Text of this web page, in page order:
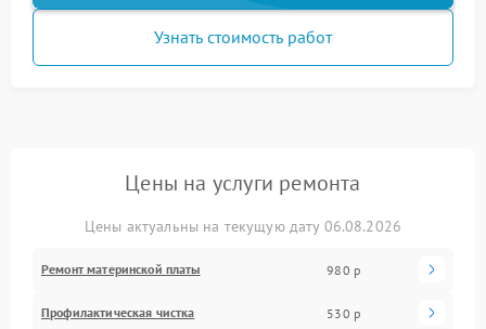
Узнать стоимость работ
Цены на услуги ремонта
Цены актуальны на текущую дату 06.08.2026
Ремонт материнской платы 980 р
Профилактическая чистка 530 р